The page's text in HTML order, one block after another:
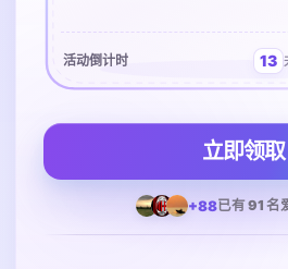
活动倒计时 13
立即领取
+88已有 91 名